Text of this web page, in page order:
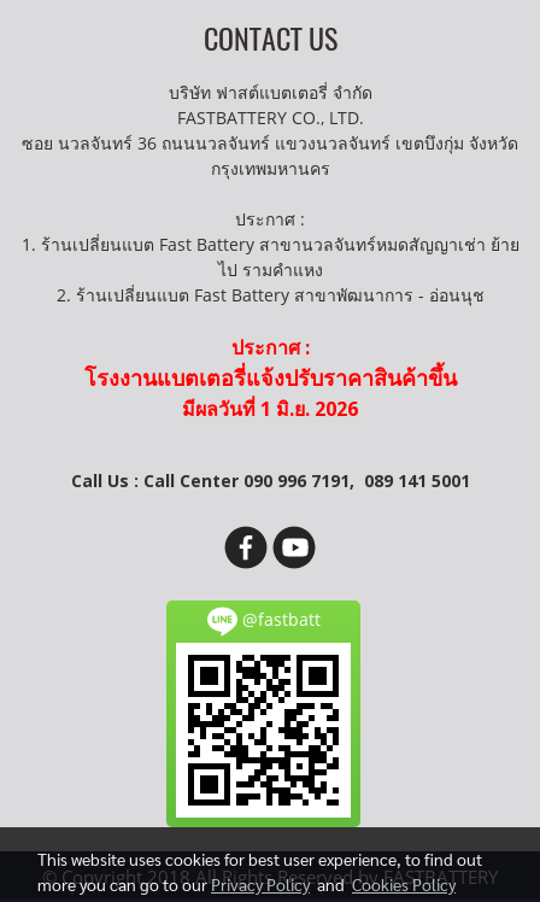
CONTACT US
บริษัท ฟาสต์แบตเตอรี่ จำกัด
FASTBATTERY CO., LTD.
ซอย นวลจันทร์ 36 ถนนนวลจันทร์ แขวงนวลจันทร์ เขตบึงกุ่ม จังหวัด
กรุงเทพมหานคร
ประกาศ :
1. ร้านเปลี่ยนแบต Fast Battery สาขานวลจันทร์หมดสัญญาเช่า ย้าย
ไป รามคำแหง
2. ร้านเปลี่ยนแบต Fast Battery สาขาพัฒนาการ - อ่อนนุช
ประกาศ :
โรงงานแบตเตอรี่แจ้งปรับราคาสินค้าขึ้น
มีผลวันที่ 1 มิ.ย. 2026
Call Us : Call Center 090 996 7191, 089 141 5001
@fastbatt
© Copyright 2018 All Rights Reserved by FASTBATTERY
This website uses cookies for best user experience, to find out
more you can go to ourPrivacy PolicyandCookies Policy